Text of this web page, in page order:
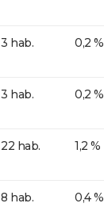
3 hab. 0,2 %
3 hab. 0,2 %
22 hab. 1,2 %
8 hab. 0,4 %